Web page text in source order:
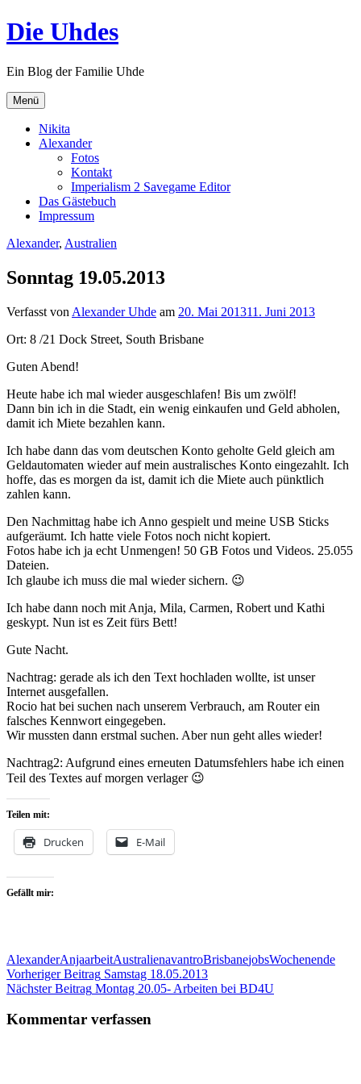
Zum
Inhalt
Die Uhdes
Ein Blog der Familie Uhde
Menü
Nikita
Alexander
Fotos
Kontakt
Imperialism 2 Savegame Editor
Das Gästebuch
Impressum
Alexander, Australien
Sonntag 19.05.2013
Verfasst von Alexander Uhde am 20. Mai 201311. Juni 2013
Ort: 8 /21 Dock Street, South Brisbane
Guten Abend!
Heute habe ich mal wieder ausgeschlafen! Bis um zwölf!
Dann bin ich in die Stadt, ein wenig einkaufen und Geld abholen,
damit ich Miete bezahlen kann.
Ich habe dann das vom deutschen Konto geholte Geld gleich am
Geldautomaten wieder auf mein australisches Konto eingezahlt. Ich
hoffe, das es morgen da ist, damit ich die Miete auch pünktlich
zahlen kann.
Den Nachmittag habe ich Anno gespielt und meine USB Sticks
aufgeräumt. Ich hatte viele Fotos noch nicht kopiert.
Fotos habe ich ja echt Unmengen! 50 GB Fotos und Videos. 25.055
Dateien.
Ich glaube ich muss die mal wieder sichern. 😉
Ich habe dann noch mit Anja, Mila, Carmen, Robert und Kathi
geskypt. Nun ist es Zeit fürs Bett!
Gute Nacht.
Nachtrag: gerade als ich den Text hochladen wollte, ist unser
Internet ausgefallen.
Rocio hat bei suchen nach unserem Verbrauch, am Router ein
falsches Kennwort eingegeben.
Wir mussten dann erstmal suchen. Aber nun geht alles wieder!
Nachtrag2: Aufgrund eines erneuten Datumsfehlers habe ich einen
Teil des Textes auf morgen verlager 😉
Teilen mit:
Drucken E-Mail
Gefällt mir:
AlexanderAnjaarbeitAustralienavantroBrisbanejobsWochenende
Beitragsnavigation
Vorheriger Beitrag Samstag 18.05.2013
Nächster Beitrag Montag 20.05- Arbeiten bei BD4U
Kommentar verfassen